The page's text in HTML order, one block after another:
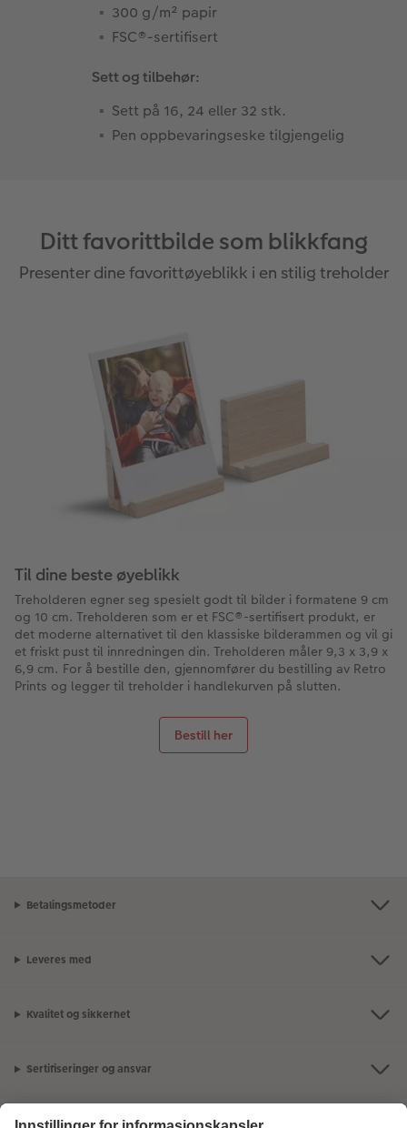
300 g/m² papir
FSC®-sertifisert
Sett og tilbehør:
Sett på 16, 24 eller 32 stk.
Pen oppbevaringseske tilgjengelig
Ditt favorittbilde som blikkfang
Presenter dine favorittøyeblikk i en stilig treholder
Til dine beste øyeblikk
Treholderen egner seg spesielt godt til bilder i formatene 9 cm
og 10 cm. Treholderen som er et FSC®-sertifisert produkt, er
det moderne alternativet til den klassiske bilderammen og vil gi
et friskt pust til innredningen din. Treholderen måler 9,3 x 3,9 x
6,9 cm. For å bestille den, gjennomfører du bestilling av Retro
Prints og legger til treholder i handlekurven på slutten.
Bestill her
Betalingsmetoder
Leveres med
Kvalitet og sikkerhet
Sertifiseringer og ansvar
Kundeservice